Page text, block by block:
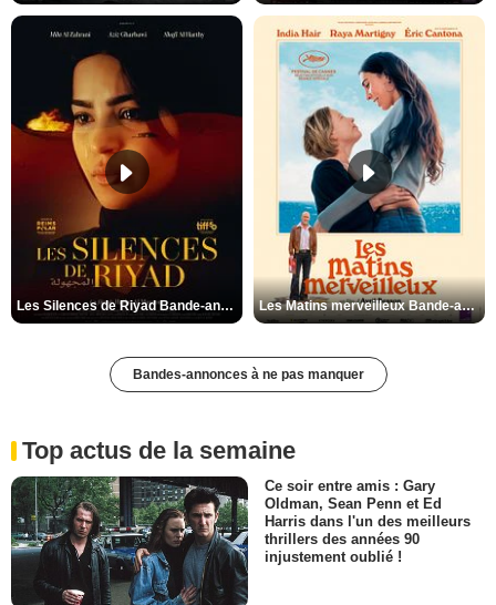
Les Silences de Riyad Bande-annonce VO STFR Les Matins merveilleux Bande-annonce VF
Bandes-annonces à ne pas manquer
Top actus de la semaine
Ce soir entre amis : Gary
Oldman, Sean Penn et Ed
Harris dans l'un des meilleurs
thrillers des années 90
injustement oublié !